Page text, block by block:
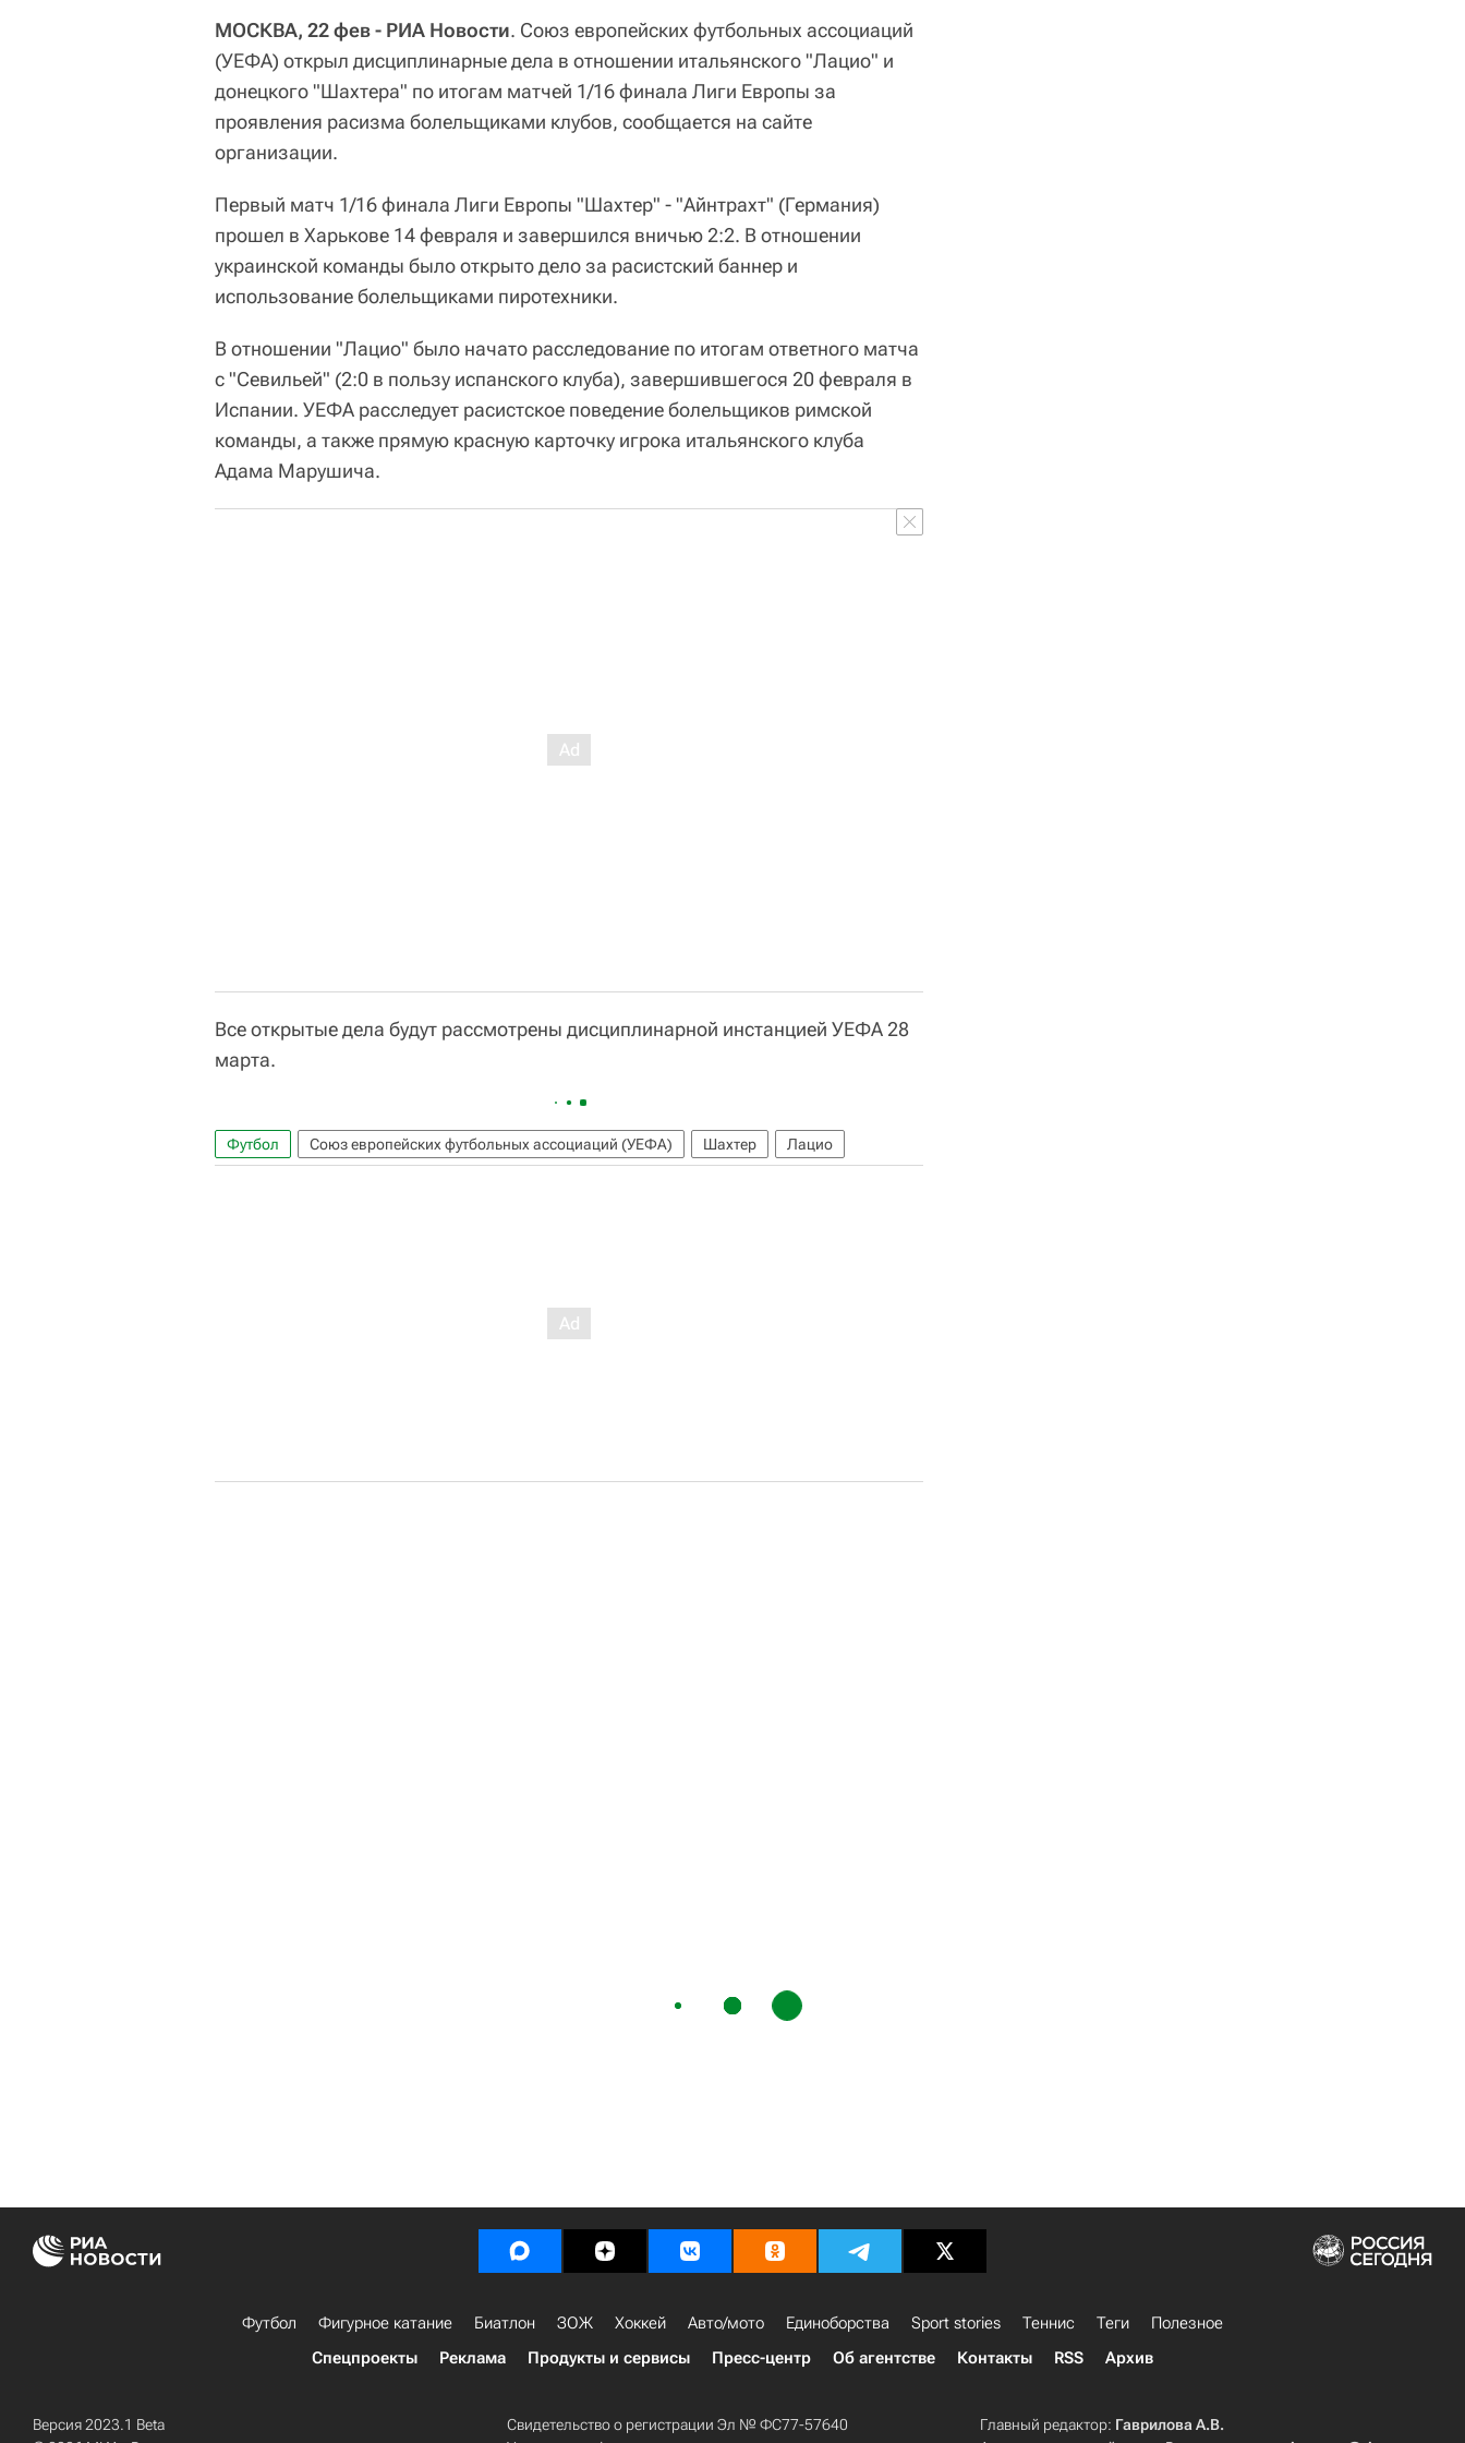
МОСКВА, 22 фев - РИА Новости. Союз европейских футбольных ассоциаций
(УЕФА) открыл дисциплинарные дела в отношении итальянского "Лацио" и
донецкого "Шахтера" по итогам матчей 1/16 финала Лиги Европы за
проявления расизма болельщиками клубов, сообщается на сайте
организации.
Первый матч 1/16 финала Лиги Европы "Шахтер" - "Айнтрахт" (Германия)
прошел в Харькове 14 февраля и завершился вничью 2:2. В отношении
украинской команды было открыто дело за расистский баннер и
использование болельщиками пиротехники.
В отношении "Лацио" было начато расследование по итогам ответного матча
с "Севильей" (2:0 в пользу испанского клуба), завершившегося 20 февраля в
Испании. УЕФА расследует расистское поведение болельщиков римской
команды, а также прямую красную карточку игрока итальянского клуба
Адама Марушича.
Все открытые дела будут рассмотрены дисциплинарной инстанцией УЕФА 28
марта.
Футбол Союз европейских футбольных ассоциаций (УЕФА) Шахтер Лацио
Футбол Фигурное катание Биатлон ЗОЖ Хоккей Авто/мото Единоборства Sport stories Теннис Теги
Полезное
Спецпроекты
Реклама Продукты и сервисы Пресс-центр Об агентстве Контакты RSS Архив
Версия 2023.1 Beta
Свидетельство о регистрации Эл № ФС77-57640
Главный редактор: Гаврилова А.В.